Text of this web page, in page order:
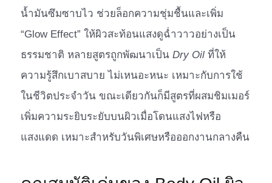
น้ำมันซึมซาบไว ช่วยล็อกความชุ่มชื้นและเพิ่ม
“Glow Effect” ให้ผิวสะท้อนแสงดูฉ่ำวาวอย่างเป็น
ธรรมชาติ หลายสูตรถูกพัฒนาเป็นDry Oil ที่ให้
ความรู้สึกเบาสบาย ไม่เหนอะหนะ เหมาะกับการใช้
ในชีวิตประจำวัน ขณะเดียวกันก็มีสูตรที่ผสมชิมเมอร์
เพิ่มความระยิบระยับบนผิวเมื่อโดนแสงไฟหรือ
แสงแดด เหมาะสำหรับวันพิเศษหรือออกงานกลางคืน